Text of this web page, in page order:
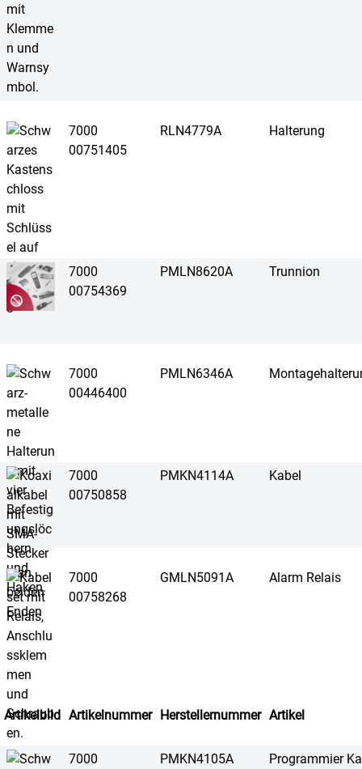
7000
00751405
RLN4779A Halterung
7000
00754369
PMLN8620A Trunnion
7000
00446400
PMLN6346A
7000
00750858
PMKN4114A Kabel
7000
00758268
GMLN5091A Alarm Relais
Artikelbild Artikelnummer Herstellernummer Artikel
7000
PMKN4105A Programmier